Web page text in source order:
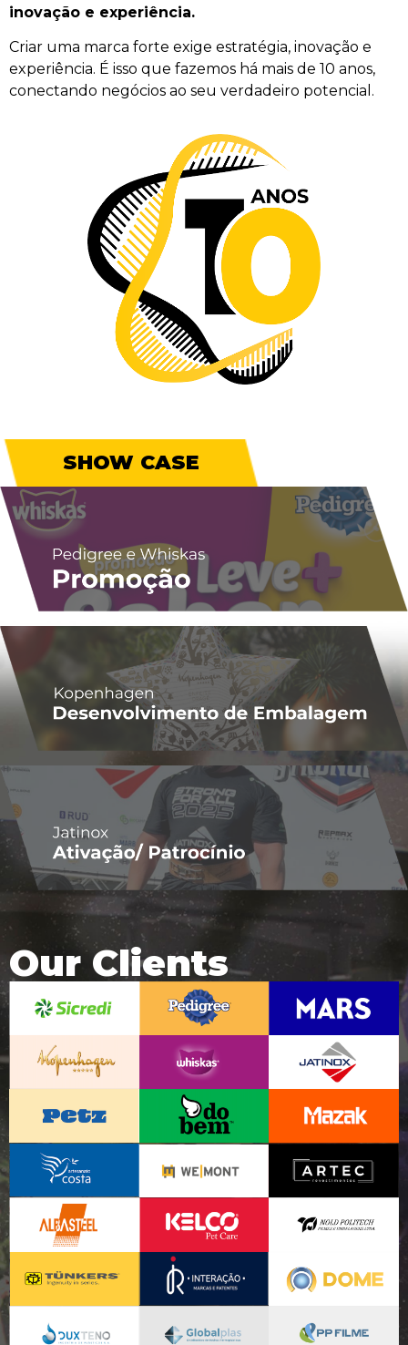
inovação e experiência.
Criar uma marca forte exige estratégia, inovação e
experiência. É isso que fazemos há mais de 10 anos,
conectando negócios ao seu verdadeiro potencial.
SHOW CASE
Our Clients